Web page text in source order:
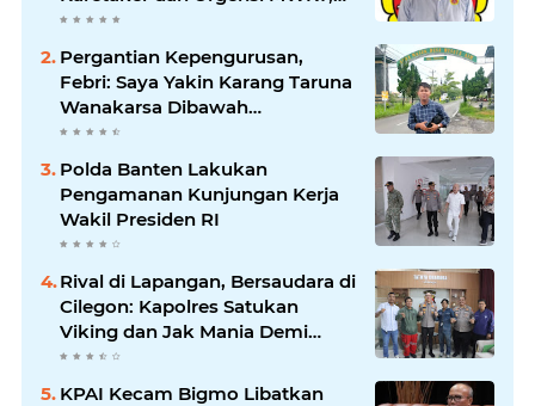
Saat Suasana Berduka
Pergantian Kepengurusan,
Febri: Saya Yakin Karang Taruna
Wanakarsa Dibawah
Kepemimpinan Bung Entus
Jauh Membawa Manfaat
Polda Banten Lakukan
Pengamanan Kunjungan Kerja
Wakil Presiden RI
Rival di Lapangan, Bersaudara di
Cilegon: Kapolres Satukan
Viking dan Jak Mania Demi
Nobar Damai Piala Presiden
KPAI Kecam Bigmo Libatkan